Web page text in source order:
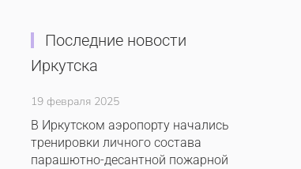
Последние новости
Иркутска
19 февраля 2025
В Иркутском аэропорту начались
тренировки личного состава
парашютно-десантной пожарной